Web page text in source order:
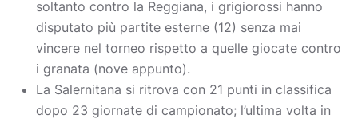
soltanto contro la Reggiana, i grigiorossi hanno
disputato più partite esterne (12) senza mai
vincere nel torneo rispetto a quelle giocate contro
i granata (nove appunto).
La Salernitana si ritrova con 21 punti in classifica
dopo 23 giornate di campionato; l’ultima volta in